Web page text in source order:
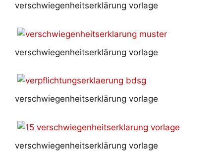
verschwiegenheitserklärung vorlage
verschwiegenheitserklärung vorlage
verschwiegenheitserklärung vorlage
verschwiegenheitserklärung vorlage